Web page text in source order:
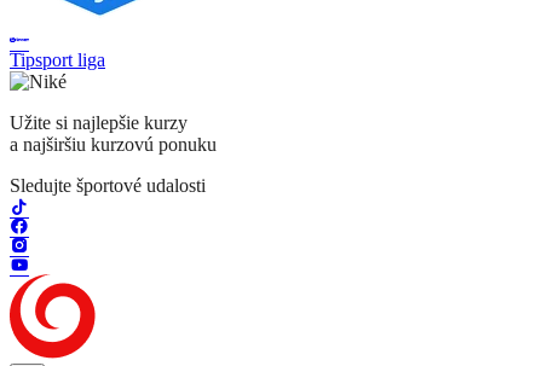
Tipsport liga
Užite si najlepšie kurzy
a najširšiu kurzovú ponuku
Sledujte športové udalosti